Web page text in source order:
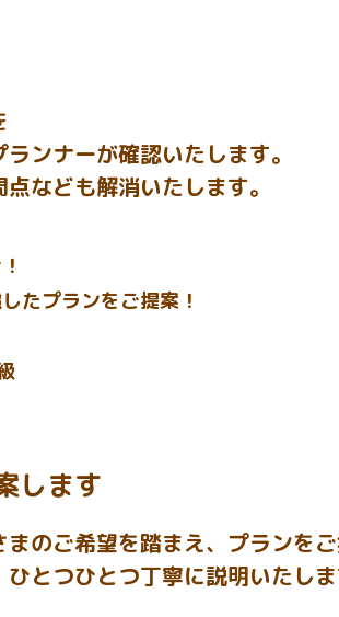
ンナーが確認いたします。
なども解消いたします。
たプランをご提案！
します
まのご希望を踏まえ、プランをご
とつひとつ丁寧に説明いたしま